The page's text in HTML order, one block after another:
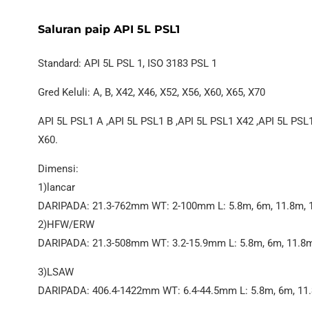
Saluran paip API 5L PSL1
Standard: API 5L PSL 1, ISO 3183 PSL 1
Gred Keluli: A, B, X42, X46, X52, X56, X60, X65, X70
API 5L PSL1 A ,API 5L PSL1 B ,API 5L PSL1 X42 ,API 5L
X60.
Dimensi:
1)lancar
DARIPADA: 21.3-762mm WT: 2-100mm L: 5.8m, 6m, 11.8m,
2)HFW/ERW
DARIPADA: 21.3-508mm WT: 3.2-15.9mm L: 5.8m, 6m,
3)LSAW
DARIPADA: 406.4-1422mm WT: 6.4-44.5mm L: 5.8m, 6m,